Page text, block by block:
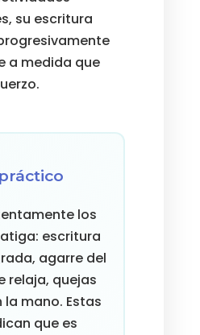
su escritura
a medida que
los
escritura
agarre del
relaja, quejas
la mano. Estas
que es